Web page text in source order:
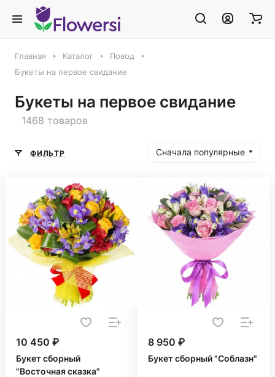
Главная Каталог
Повод
Букеты на первое свидание
Букеты на первое свидание
1468 товаров
ФИЛЬТР Сначала популярные
10 450 ₽
Букет сборный
"Восточная сказка"
8 950 ₽
Букет сборный "Соблазн"